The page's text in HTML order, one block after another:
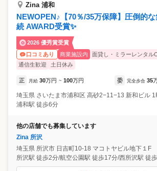
Zina 浦和
NEWOPEN♪【70％/35万保障】圧倒的
続 AWARD受賞✨
2026 優秀賞受賞
口コミあり
商業施設内 面貸し・ミラーレンタル
通信生歓迎
土日休み
正 月給 30万円 ~ 100万円 委 完全歩合 35
埼玉県 さいたま市浦和区 高砂2−11−13 新和ビル
浦和駅 徒歩6分
他の店舗でも募集しています
Zina 所沢
埼玉県 所沢市 日吉町10-18 マコトヤビル地下１F
所沢駅 徒歩2分/航空公園駅 徒歩17分/西所沢駅 徒